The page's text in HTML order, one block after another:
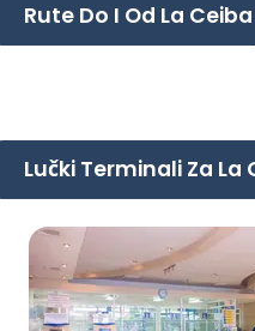
Rute Do I Od La Ceiba
Lučki Terminali Za La